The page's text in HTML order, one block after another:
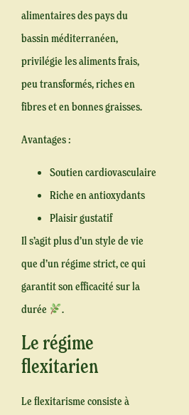
alimentaires des pays du
bassin méditerranéen,
privilégie les aliments frais,
peu transformés, riches en
fibres et en bonnes graisses.
Avantages :
Soutien cardiovasculaire
Riche en antioxydants
Plaisir gustatif
Il s’agit plus d’un style de vie
que d’un régime strict, ce qui
garantit son efficacité sur la
durée
.
Le régime
flexitarien
Le flexitarisme consiste à